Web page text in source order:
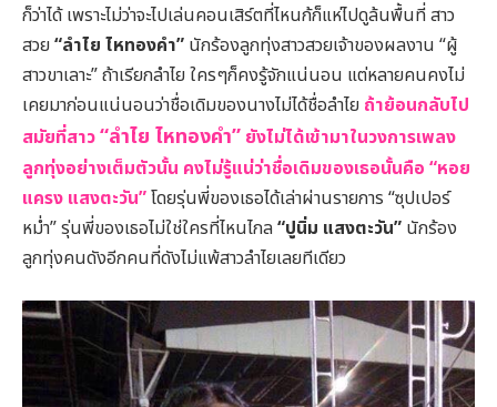
ก็ว่าได้ เพราะไม่ว่าจะไปเล่นคอนเสิร์ตที่ไหนก้ก็แห่ไปดูล้นพื้นที่ สาว
สวย “ลำไย ไหทองคำ” นักร้องลูกทุ่งสาวสวยเจ้าของผลงาน “ผู้
สาวขาเลาะ” ถ้าเรียกลำไย ใครๆก็คงรู้จักแน่นอน แต่หลายคนคงไม่
เคยมาก่อนแน่นอนว่าชื่อเดิมของนางไม่ได้ชื่อลำไย ถ้าย้อนกลับไป
สมัยที่สาว“ลำไย ไหทองคำ” ยังไม่ได้เข้ามาในวงการเพลง
ลูกทุ่งอย่างเต็มตัวนั้น คงไม่รู้แน่ว่าชื่อเดิมของเธอนั้นคือ “หอย
แครง แสงตะวัน”โดยรุ่นพี่ของเธอได้เล่าผ่านรายการ “ซุปเปอร์
หม่ำ” รุ่นพี่ของเธอไม่ใช่ใครที่ไหนไกล “ปูนิ่ม แสงตะวัน” นักร้อง
ลูกทุ่งคนดังอีกคนที่ดังไม่แพ้สาวลำไยเลยทีเดียว